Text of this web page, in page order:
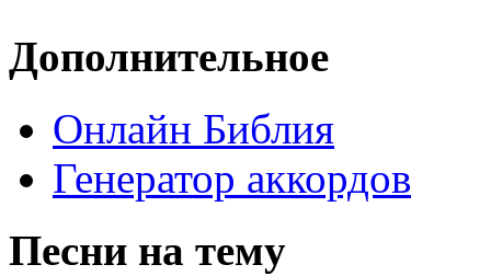
Дополнительное
Онлайн Библия
Генератор аккордов
Песни на тему